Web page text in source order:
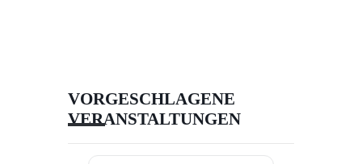
VORGESCHLAGENE
VERANSTALTUNGEN